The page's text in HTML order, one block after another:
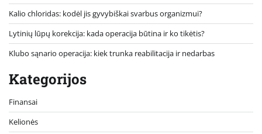
Kalio chloridas: kodėl jis gyvybiškai svarbus organizmui?
Lytinių lūpų korekcija: kada operacija būtina ir ko tikėtis?
Klubo sąnario operacija: kiek trunka reabilitacija ir nedarbas
Kategorijos
Finansai
Kelionės